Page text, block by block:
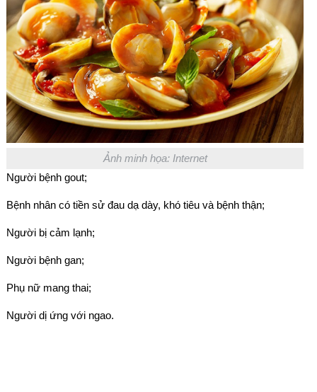
Ảnh minh họa: Internet
Người bệnh gout;
Bệnh nhân có tiền sử đau dạ dày, khó tiêu và bệnh thận;
Người bị cảm lạnh;
Người bệnh gan;
Phụ nữ mang thai;
Người dị ứng với ngao.